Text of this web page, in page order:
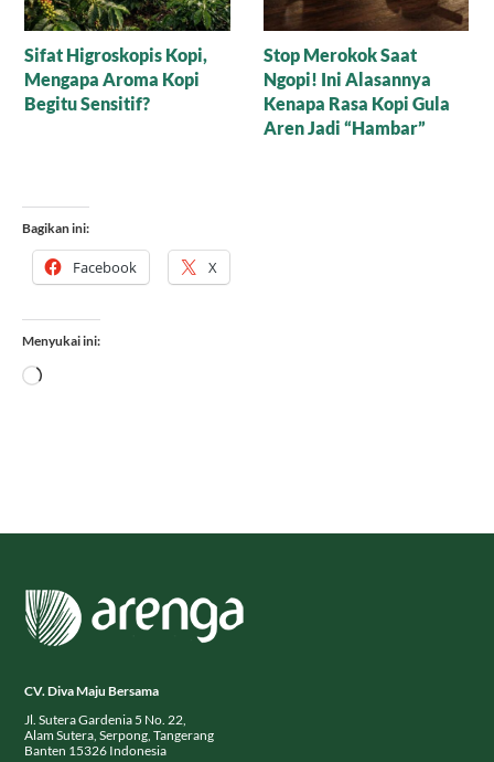
Misteri Secangkir Kopi,
Mengungkap Keajaiban
Alam
Tradisi Unik Minum Kopi
di Sulawesi Selatan,
Mengunyah Gula Aren
Sebelum Menyeruput
Bagikan ini:
Facebook X
Menyukai ini:
Memuat...
CV. Diva Maju Bersama
Jl. Sutera Gardenia 5 No. 22,
Alam Sutera, Serpong, Tangerang
Banten 15326 Indonesia